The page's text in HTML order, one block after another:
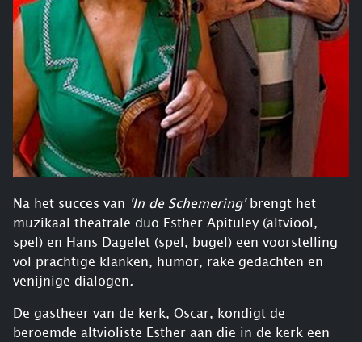
Na het succes van 'In de Schemering' brengt het
muzikaal theatrale duo Esther Apituley (altviool,
spel) en Hans Dagelet (spel, bugel) een voorstelling
vol prachtige klanken, humor, rake gedachten en
venijnige dialogen.
De gastheer van de kerk, Oscar, kondigt de
beroemde altvioliste Esther aan die in de kerk een